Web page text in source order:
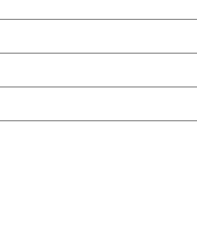
えづらく可愛い見た目もパーフェクトに保って
現。股下のスナップボタンでおむつ替えも簡単に
ご了承ください。